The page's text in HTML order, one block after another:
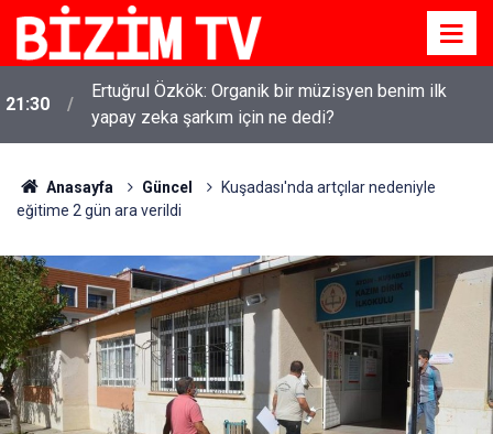
21:30
Ertuğrul Özkök: Organik bir müzisyen benim ilk
yapay zeka şarkım için ne dedi?
Anasayfa Güncel
Kuşadası'nda artçılar nedeniyle
eğitime 2 gün ara verildi